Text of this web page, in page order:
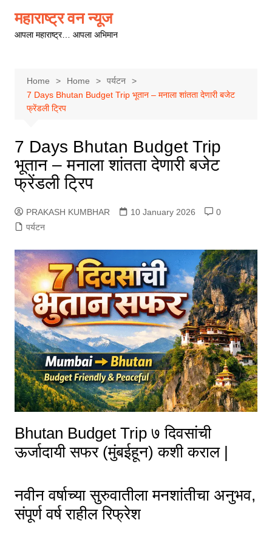
content
महाराष्ट्र वन न्यूज
आपला महाराष्ट्र… आपला अभिमान
Home Home
पर्यटन
7 Days Bhutan Budget Trip भूतान – मनाला शांतता देणारी बजेट
फ्रेंडली ट्रिप
7 Days Bhutan Budget Trip
भूतान – मनाला शांतता देणारी बजेट
फ्रेंडली ट्रिप
PRAKASH KUMBHAR 10 January 2026
0
पर्यटन
Bhutan Budget Trip ७ दिवसांची
ऊर्जादायी सफर (मुंबईहून) कशी कराल |
नवीन वर्षाच्या सुरुवातीला मनशांतीचा अनुभव,
संपूर्ण वर्ष राहील रिफ्रेश